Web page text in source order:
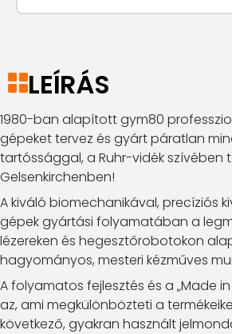
LEÍRÁS
1980-ban alapított gym80
gépeket tervez és gyárt páratlan
tartóssággal, a Ruhr-vidék szívében
Gelsenkirchenben!
A kiváló biomechanikával, precíziós
gépek gyártási folyamatában a
lézereken és hegesztőrobotokon
hagyományos, mesteri kézműves
A folyamatos fejlesztés és a „Made
az, ami megkülönbözteti a
következő, gyakran használt